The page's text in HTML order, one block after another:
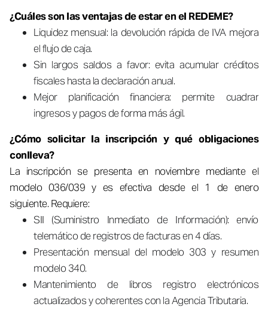
¿Cuáles son las ventajas de estar en el REDEME?
Liquidez mensual: la devolución rápida de IVA mejora
el flujo de caja.
Sin largos saldos a favor: evita acumular créditos
fiscales hasta la declaración anual.
Mejor planificación financiera: permite cuadrar
ingresos y pagos de forma más ágil.
¿Cómo solicitar la inscripción y qué obligaciones
conlleva?
La inscripción se presenta en noviembre mediante el
modelo 036/039 y es efectiva desde el 1 de enero
siguiente. Requiere:
SII (Suministro Inmediato de Información): envío
telemático de registros de facturas en 4 días.
Presentación mensual del modelo 303 y resumen
modelo 340.
Mantenimiento de libros registro electrónicos
actualizados y coherentes con la Agencia Tributaria.